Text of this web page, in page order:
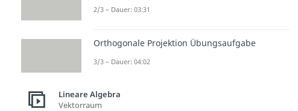
2/3 – Dauer: 03:31
Orthogonale Projektion Übungsaufgabe
3/3 – Dauer: 04:02
Lineare Algebra
Vektorraum